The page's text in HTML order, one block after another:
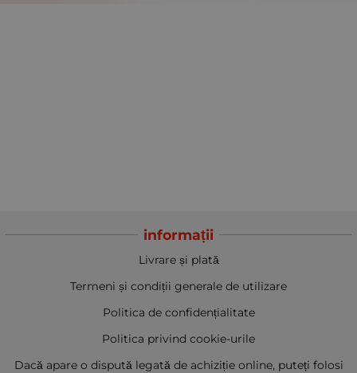
informații
Livrare și plată
Termeni și condiții generale de utilizare
Politica de confidențialitate
Politica privind cookie-urile
Dacă apare o dispută legată de achiziție online, puteți folosi